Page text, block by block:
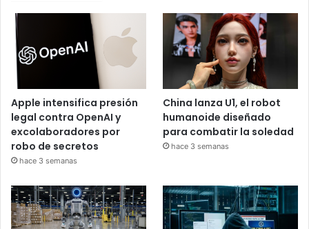
Apple intensifica presión
legal contra OpenAI y
excolaboradores por
robo de secretos
hace 3 semanas
China lanza U1, el robot
humanoide diseñado
para combatir la soledad
hace 3 semanas